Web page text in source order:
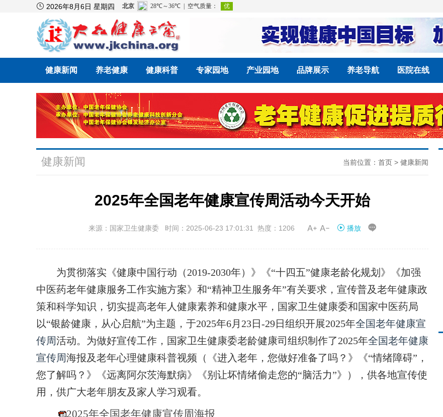
 2026年8月6日 星期四
健康新闻 养老健康 健康科普 专家园地 产业园地 品牌展示 养老导航 医院在线
健康新闻 当前位置： 首页 > 健康新闻
2025年全国老年健康宣传周活动今天开始
来源：国家卫生健康委 时间：2025-06-23 17:01:31 热度：1206  播放 
为贯彻落实《健康中国行动（2019-2030年）》《“十四五”健康老龄化规划》《加强
中医药老年健康服务工作实施方案》和“精神卫生服务年”有关要求，宣传普及老年健康政
策和科学知识，切实提高老年人健康素养和健康水平，国家卫生健康委和国家中医药局
以“银龄健康，从心启航”为主题，于2025年6月23日-29日组织开展2025年全国老年健康宣
传周活动。为做好宣传工作，国家卫生健康委老龄健康司组织制作了2025年全国老年健康
宣传周海报及老年心理健康科普视频（《进入老年，您做好准备了吗？》《“情绪障碍”，
您了解吗？》《远离阿尔茨海默病》《别让坏情绪偷走您的“脑活力”》），供各地宣传使
用，供广大老年朋友及家人学习观看。
2025年全国老年健康宣传周海报